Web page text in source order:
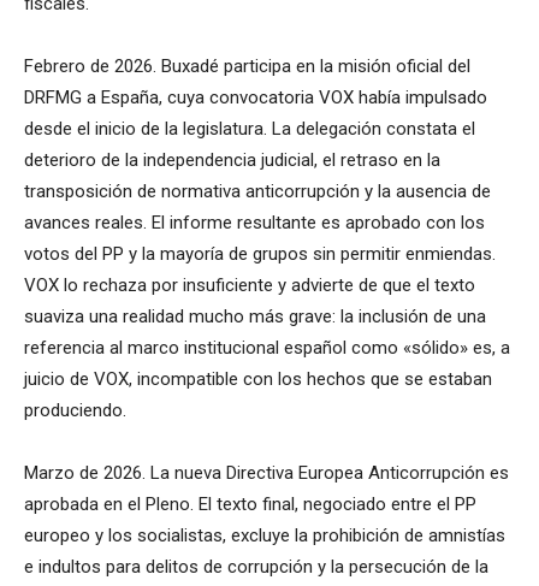
Febrero de 2026. Buxadé participa en la misión oficial del
DRFMG a España, cuya convocatoria VOX había impulsado
desde el inicio de la legislatura. La delegación constata el
deterioro de la independencia judicial, el retraso en la
transposición de normativa anticorrupción y la ausencia de
avances reales. El informe resultante es aprobado con los
votos del PP y la mayoría de grupos sin permitir enmiendas.
VOX lo rechaza por insuficiente y advierte de que el texto
suaviza una realidad mucho más grave: la inclusión de una
referencia al marco institucional español como «sólido» es, a
juicio de VOX, incompatible con los hechos que se estaban
produciendo.
Marzo de 2026. La nueva Directiva Europea Anticorrupción es
aprobada en el Pleno. El texto final, negociado entre el PP
europeo y los socialistas, excluye la prohibición de amnistías
e indultos para delitos de corrupción y la persecución de la